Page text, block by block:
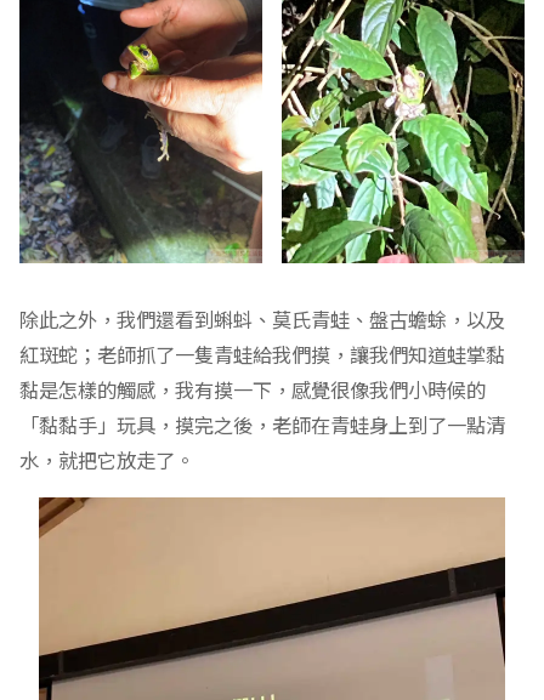
除此之外，我們還看到蝌蚪、莫氏青蛙、盤古蟾蜍，以及
紅斑蛇；老師抓了一隻青蛙給我們摸，讓我們知道蛙掌黏
黏是怎樣的觸感，我有摸一下，感覺很像我們小時候的
「黏黏手」玩具，摸完之後，老師在青蛙身上到了一點清
水，就把它放走了。